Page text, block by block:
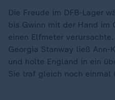
Die Freude im DFB-Lager
bis Gwinn mit der Hand im
einen Elfmeter
Georgia Stanway ließ Ann-
und holte England in ein
Sie traf gleich noch